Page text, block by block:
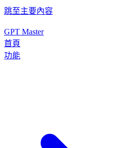
跳至主要內容
GPT Master
首頁
功能